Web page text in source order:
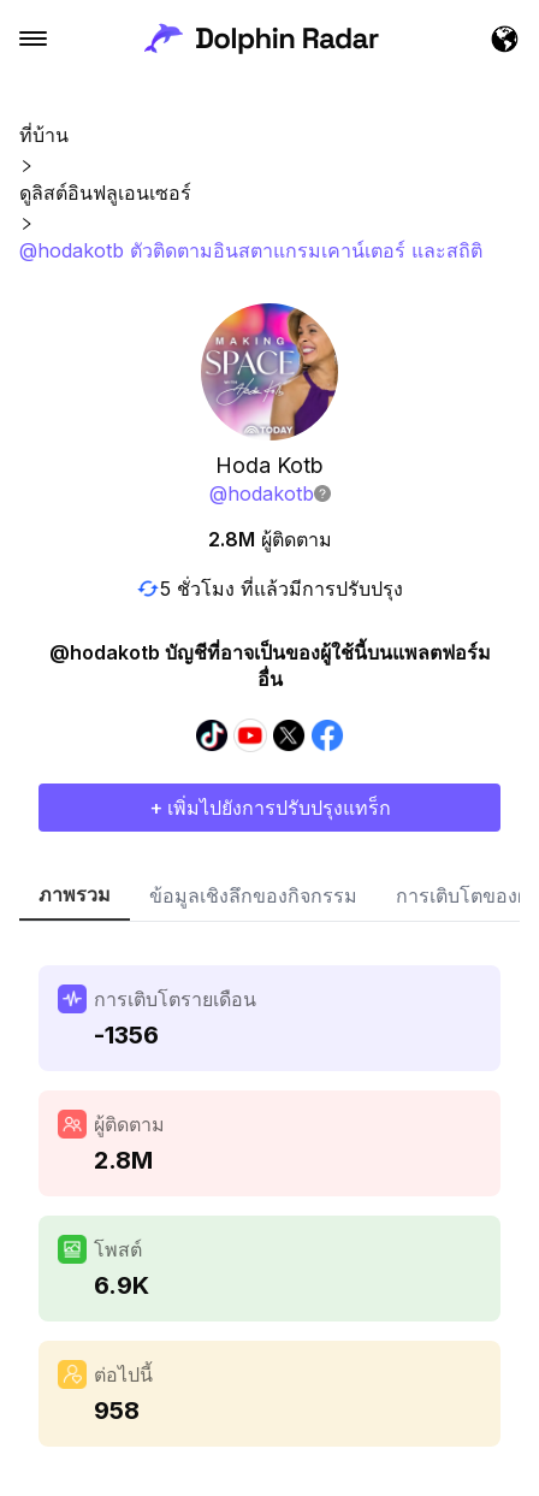
ที่บ้าน
ดูลิสต์อินฟลูเอนเซอร์
@hodakotb ตัวติดตามอินสตาแกรมเคาน์เตอร์ และสถิติ
Hoda Kotb
@hodakotb
2.8M ผู้ติดตาม
5 ชั่วโมง ที่แล้วมีการปรับปรุง
@hodakotb บัญชีที่อาจเป็นของผู้ใช้นี้บนแพลตฟอร์ม
อื่น
+ เพิ่มไปยังการปรับปรุงแทร็ก
ภาพรวม ข้อมูลเชิงลึกของกิจกรรม การเติบโตของผู้
การเติบโตรายเดือน
-1356
ผู้ติดตาม
2.8M
โพสต์
6.9K
ต่อไปนี้
958